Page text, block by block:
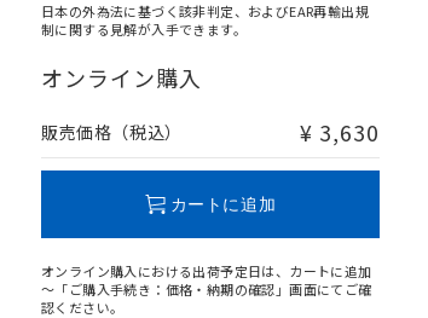
日本の外為法に基づく該非判定、およびEAR再輸出規
制に関する見解が入手できます。
オンライン購入
販売価格（税込） ¥ 3,630
カートに追加
オンライン購入における出荷予定日は、カートに追加
～「ご購入手続き：価格・納期の確認」画面にてご確
認ください。